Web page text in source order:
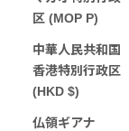
区 (MOP P)
中華人民共和国
香港特別行政区
(HKD $)
仏領ギアナ